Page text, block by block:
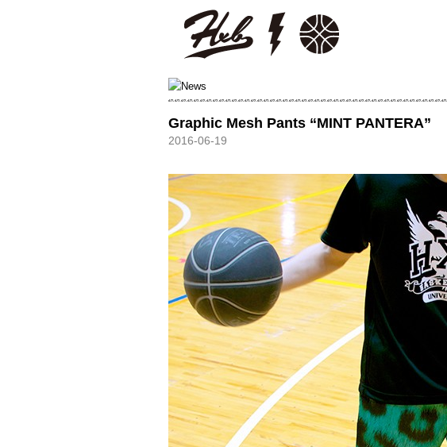
Graphic Mesh Pants “MINT PANTERA”
2016-06-19